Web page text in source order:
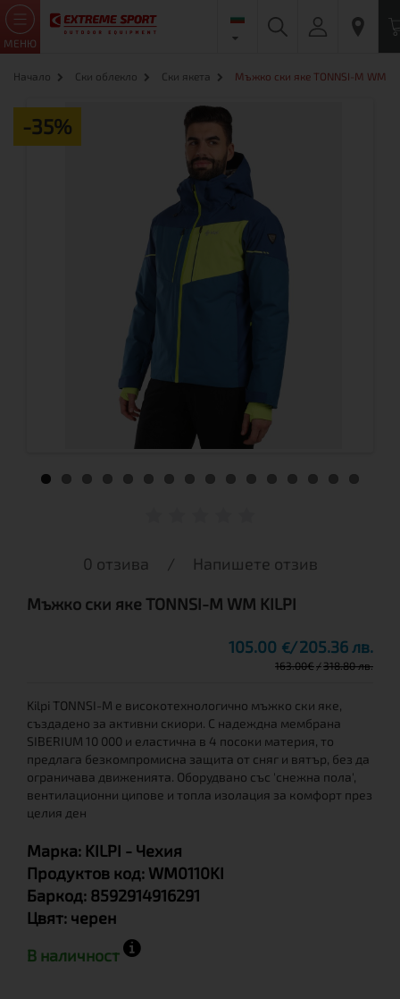
МЕНЮ
Начало Ски облекло Ски якета Мъжко ски яке TONNSI-M WM
-35%
0 отзива / Напишете отзив
Мъжко ски яке TONNSI-M WM KILPI
105.00 € 205.36 лв.
163.00€ 318.80 лв.
Kilpi TONNSI-M е високотехнологично мъжко ски яке,
създадено за активни скиори. С надеждна мембрана
SIBERIUM 10 000 и еластична в 4 посоки материя, то
предлага безкомпромисна защита от сняг и вятър, без да
ограничава движенията. Оборудвано със 'снежна пола',
вентилационни ципове и топла изолация за комфорт през
целия ден
Марка: KILPI - Чехия
Продуктов код: WM0110KI
Баркод: 8592914916291
Цвят: черен
В наличност